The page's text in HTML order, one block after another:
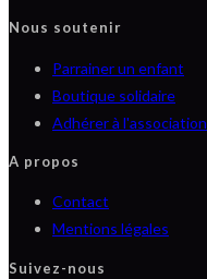
onglet
nouvel
onglet
Nous soutenir
Parrainer un enfant
Boutique solidaire
Adhérer à l'association
A propos
Contact
Mentions légales
Suivez-nous